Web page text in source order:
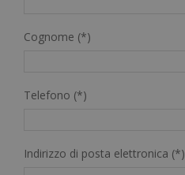
Cognome (*)
Telefono (*)
Indirizzo di posta elettronica (*)